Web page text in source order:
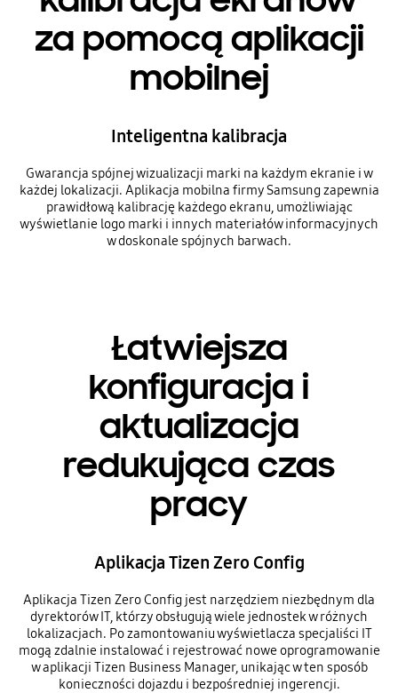
za pomocą aplikacji
mobilnej
Inteligentna kalibracja
Gwarancja spójnej wizualizacji marki na każdym ekranie i w
każdej lokalizacji. Aplikacja mobilna firmy Samsung zapewnia
prawidłową kalibrację każdego ekranu, umożliwiając
wyświetlanie logo marki i innych materiałów informacyjnych
w doskonale spójnych barwach.
Łatwiejsza
konfiguracja i
aktualizacja
redukująca czas
pracy
Aplikacja Tizen Zero Config
Aplikacja Tizen Zero Config jest narzędziem niezbędnym dla
dyrektorów IT, którzy obsługują wiele jednostek w różnych
lokalizacjach. Po zamontowaniu wyświetlacza specjaliści IT
mogą zdalnie instalować i rejestrować nowe oprogramowanie
w aplikacji Tizen Business Manager, unikając w ten sposób
konieczności dojazdu i bezpośredniej ingerencji.